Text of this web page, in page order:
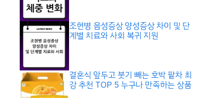
조현병 음성증상 양성증상 차이 및 단
계별 치료와 사회 복귀 지원
결혼식 앞두고 붓기 빼는 호박 팥차 최
강 추천 TOP 5 누구나 만족하는 상품